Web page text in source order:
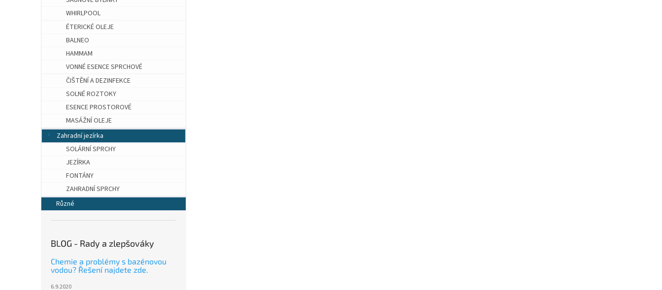
WHIRLPOOL
ÉTERICKÉ OLEJE
BALNEO
HAMMAM
VONNÉ ESENCE SPRCHOVÉ
ČIŠTĚNÍ A DEZINFEKCE
SOLNÉ ROZTOKY
ESENCE PROSTOROVÉ
MASÁŽNÍ OLEJE
Zahradní jezírka
SOLÁRNÍ SPRCHY
JEZÍRKA
FONTÁNY
ZAHRADNÍ SPRCHY
Různé
BLOG - Rady a zlepšováky
Chemie a problémy s bazénovou
vodou? Řešení najdete zde.
6.9.2020